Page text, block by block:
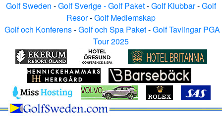
Golf Sweden -Golf Sverige - Golf Paket-Golf Klubbar-Golf
Resor-Golf Medlemskap
Golf och Konferens-Golf och Spa Paket-Golf Tavlingar PGA
Tour 2025